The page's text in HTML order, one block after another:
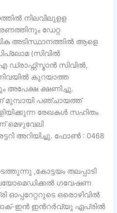
നിലവിലുളള
ഡേറ്റ
അടിസ്ഥാനത്തില്‍ ആളെ
(സിവില്‍
സിവില്‍,
കുറയാത്ത
അപേക്ഷ ക്ഷണിച്ചു.
മുമ്പായി പഞ്ചായത്ത്
രേഖകള്‍ സഹിതം
മെഴുവേലി
അറിയിച്ചു. ഫോണ്‍ : 0468
,കോട്ടയം തലപ്പാടി
ഗവേഷണ
ഓപ്പറേറ്ററുടെ ഒരൊഴിവിൽ
ഇൻ ഇൻറർവ്യു ഏപ്രിൽ